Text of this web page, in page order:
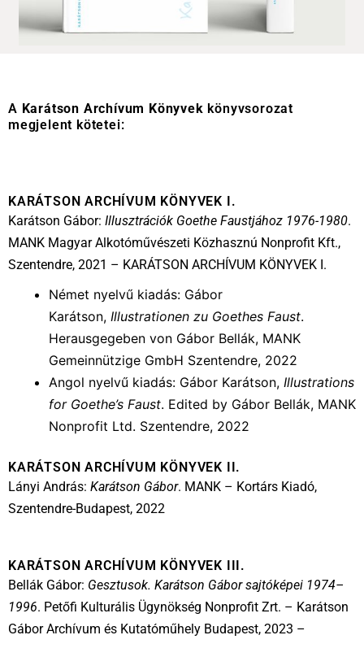
A Karátson Archívum Könyvek könyvsorozat
megjelent kötetei:
KARÁTSON ARCHÍVUM KÖNYVEK I.
Karátson Gábor: Illusztrációk Goethe Faustjához 1976-1980.
MANK Magyar Alkotóművészeti Közhasznú Nonprofit Kft.,
Szentendre, 2021 – KARÁTSON ARCHÍVUM KÖNYVEK I.
Német nyelvű kiadás: Gábor
Karátson, Illustrationen zu Goethes Faust.
Herausgegeben von Gábor Bellák, MANK
Gemeinnützige GmbH Szentendre, 2022
Angol nyelvű kiadás: Gábor Karátson, Illustrations
for Goethe’s Faust. Edited by Gábor Bellák, MANK
Nonprofit Ltd. Szentendre, 2022
KARÁTSON ARCHÍVUM KÖNYVEK II.
Lányi András: Karátson Gábor. MANK – Kortárs Kiadó,
Szentendre-Budapest, 2022
KARÁTSON ARCHÍVUM KÖNYVEK III.
Bellák Gábor: Gesztusok. Karátson Gábor sajtóképei 1974–
1996. Petőfi Kulturális Ügynökség Nonprofit Zrt. – Karátson
Gábor Archívum és Kutatóműhely Budapest, 2023 –